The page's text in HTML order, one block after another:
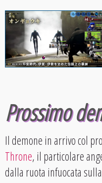
Prossimo
Il demone in arrivo col
Throne, il particolare
dalla ruota infuocata